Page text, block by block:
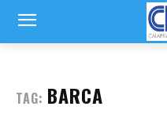
TAG: BARCA